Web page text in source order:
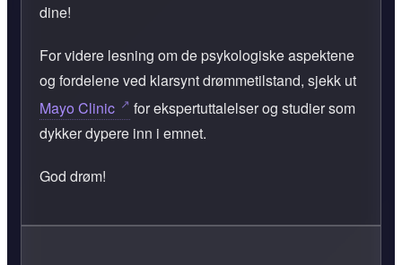
dine!
For videre lesning om de psykologiske aspektene
og fordelene ved klarsynt drømmetilstand, sjekk ut
Mayo Clinic
for ekspertuttalelser og studier som
dykker dypere inn i emnet.
God drøm!